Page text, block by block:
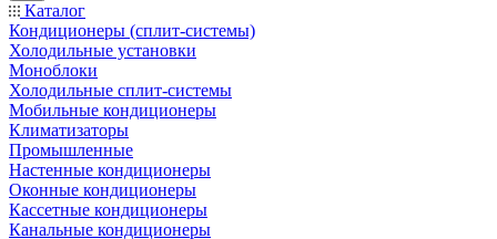
Каталог
Кондиционеры (сплит-системы)
Холодильные установки
Моноблоки
Холодильные сплит-системы
Мобильные кондиционеры
Климатизаторы
Промышленные
Настенные кондиционеры
Оконные кондиционеры
Кассетные кондиционеры
Канальные кондиционеры